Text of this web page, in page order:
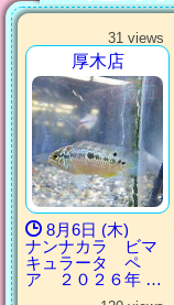
31 views
厚木店
8月6日 (木)
ナンナカラ ビマ
キュラータ ペ
ア ２０２６年 …